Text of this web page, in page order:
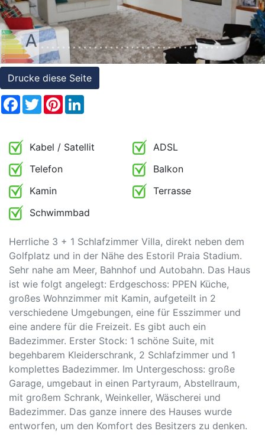
Referenzen
Immobilien
und
Steuerrecht
Drucke diese Seite
Facebook
TwitterPinterest
Kabel / Satellit
ADSL
Telefon
Balkon
Kamin
Terrasse
Schwimmbad
Herrliche 3 + 1 Schlafzimmer Villa, direkt neben dem
Golfplatz und in der Nähe des Estoril Praia Stadium.
Sehr nahe am Meer, Bahnhof und Autobahn. Das Haus
ist wie folgt angelegt: Erdgeschoss: PPEN Küche,
großes Wohnzimmer mit Kamin, aufgeteilt in 2
verschiedene Umgebungen, eine für Esszimmer und
eine andere für die Freizeit. Es gibt auch ein
Badezimmer. Erster Stock: 1 schöne Suite, mit
begehbarem Kleiderschrank, 2 Schlafzimmer und 1
komplettes Badezimmer. Im Untergeschoss: große
Garage, umgebaut in einen Partyraum, Abstellraum,
mit großem Schrank, Weinkeller, Wäscherei und
Badezimmer. Das ganze innere des Hauses wurde
entworfen, um den Komfort des Besitzers zu denken.